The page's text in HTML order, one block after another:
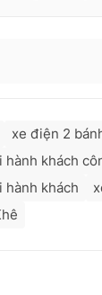
xe điện 2
hành khách
hành khách